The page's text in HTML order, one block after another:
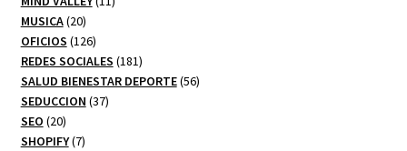
MUSICA 2020
productos
OFICIOS 126126
productos
REDES SOCIALES 181181
productos
SALUD BIENESTAR DEPORTE 5656
SEDUCCION 3737
SEO 2020
productos
SHOPIFY 77